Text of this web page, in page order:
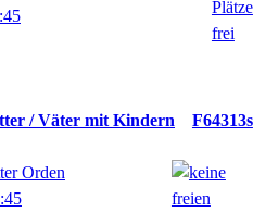
/ Väter mit Kindern
F64313s
Orden